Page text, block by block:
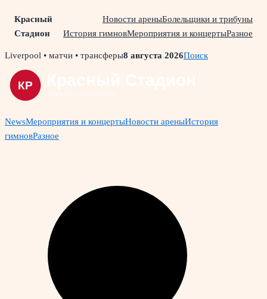
Красный
Стадион
Новости ареныБолельщики и трибуны
История гимновМероприятия и концертыРазное
Skip
content
Liverpool • матчи • трансферы8 августа 2026Поиск
NewsМероприятия и концертыНовости ареныИстория
гимновРазное